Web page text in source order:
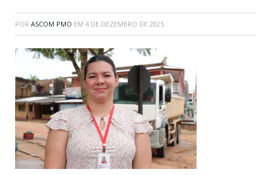
POR ASCOM PMO EM 4 DE DEZEMBRO DE 2025